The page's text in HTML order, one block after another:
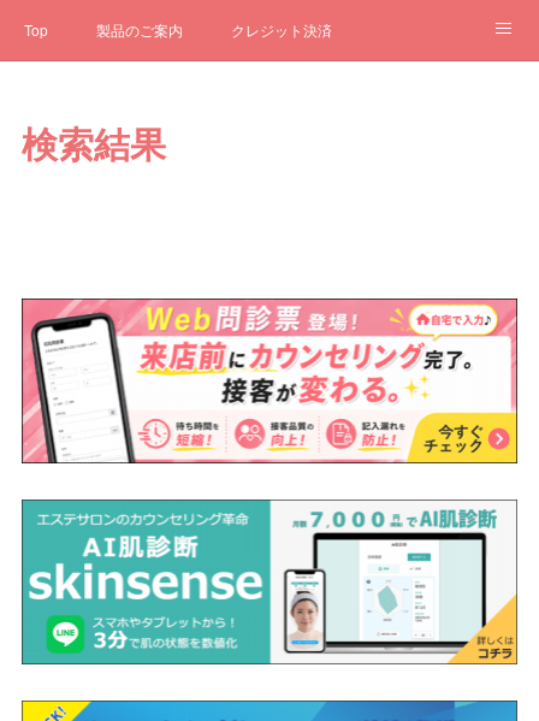
Top 製品のご案内 クレジット決済
クローゼット ステータス
検索結果